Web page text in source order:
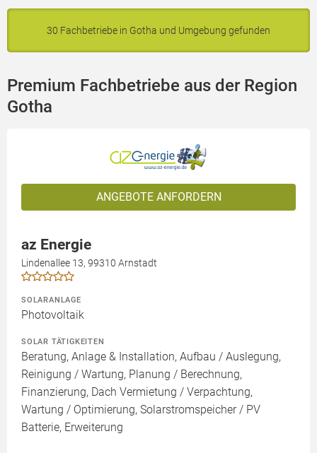
30 Fachbetriebe in Gotha und Umgebung gefunden
Premium Fachbetriebe aus der Region
Gotha
ANGEBOTE ANFORDERN
az Energie
Lindenallee 13, 99310 Arnstadt
SOLARANLAGE
Photovoltaik
SOLAR TÄTIGKEITEN
Beratung, Anlage & Installation, Aufbau / Auslegung,
Reinigung / Wartung, Planung / Berechnung,
Finanzierung, Dach Vermietung / Verpachtung,
Wartung / Optimierung, Solarstromspeicher / PV
Batterie, Erweiterung